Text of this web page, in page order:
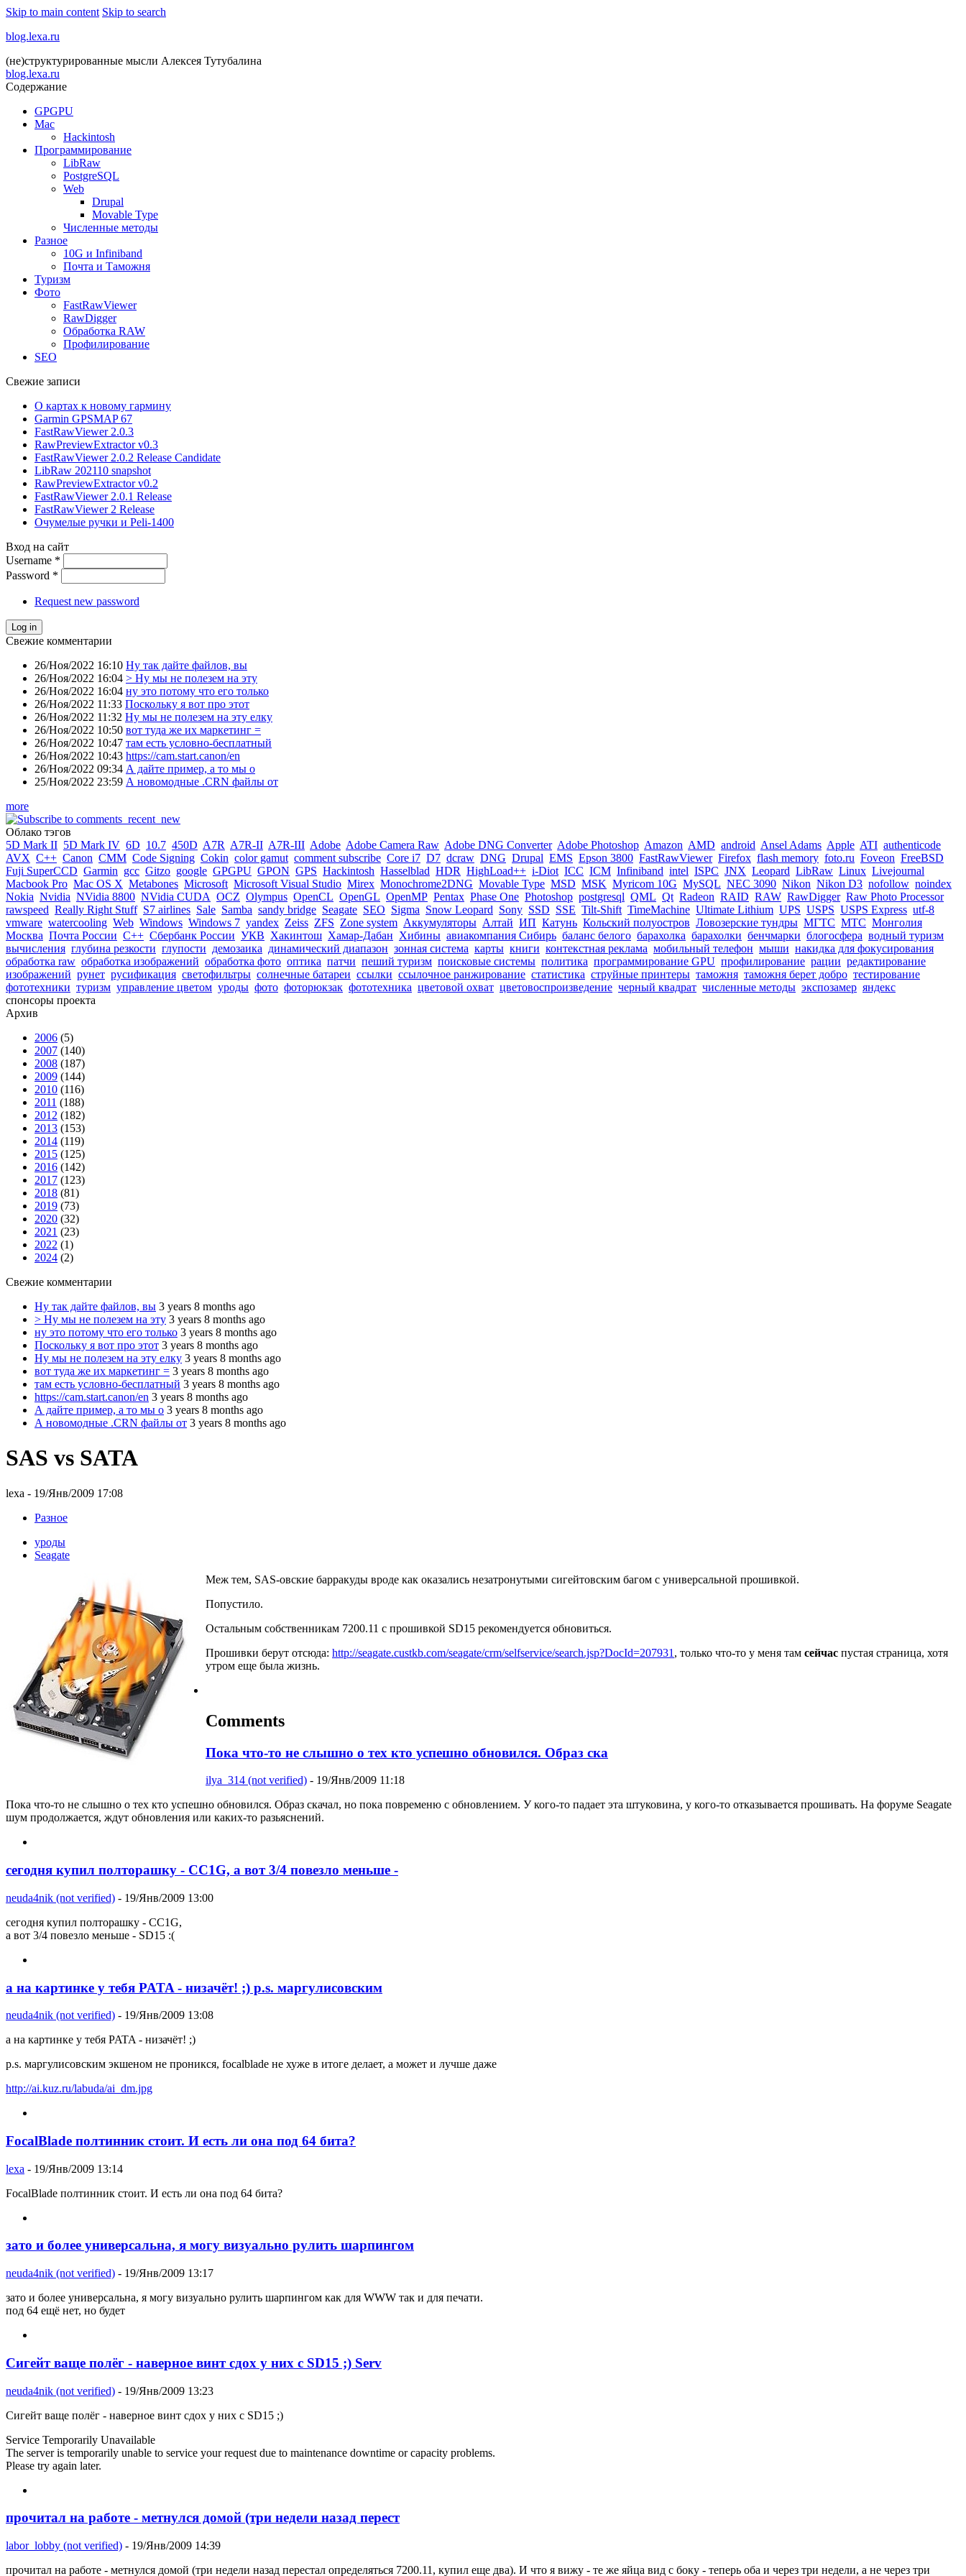
Skip to main content Skip to search
blog.lexa.ru
(не)структурированные мысли Алексея Тутубалина
blog.lexa.ru
Содержание
GPGPU
Mac
Hackintosh
Программирование
LibRaw
PostgreSQL
Web
Drupal
Movable Type
Численные методы
Разное
10G и Infiniband
Почта и Таможня
Туризм
Фото
FastRawViewer
RawDigger
Обработка RAW
Профилирование
SEO
Свежие записи
О картах к новому гармину
Garmin GPSMAP 67
FastRawViewer 2.0.3
RawPreviewExtractor v0.3
FastRawViewer 2.0.2 Release Candidate
LibRaw 202110 snapshot
RawPreviewExtractor v0.2
FastRawViewer 2.0.1 Release
FastRawViewer 2 Release
Очумелые ручки и Peli-1400
Вход на сайт
Username *
Password *
Request new password
Свежие комментарии
26/Ноя/2022 16:10 Ну так дайте файлов, вы
26/Ноя/2022 16:04 > Ну мы не полезем на эту
26/Ноя/2022 16:04 ну это потому что его только
26/Ноя/2022 11:33 Поскольку я вот про этот
26/Ноя/2022 11:32 Ну мы не полезем на эту елку
26/Ноя/2022 10:50 вот туда же их маркетинг =
26/Ноя/2022 10:47 там есть условно-бесплатный
26/Ноя/2022 10:43 https://cam.start.canon/en
26/Ноя/2022 09:34 А дайте пример, а то мы о
25/Ноя/2022 23:59 А новомодные .CRN файлы от
more
Облако тэгов
5D Mark II 5D Mark IV 6D 10.7 450D A7R A7R-II A7R-III Adobe Adobe Camera Raw Adobe DNG Converter Adobe Photoshop Amazon AMD android Ansel Adams Apple ATI authenticode
AVX C++ Canon CMM Code Signing Cokin color gamut comment subscribe Core i7 D7 dcraw DNG Drupal EMS Epson 3800 FastRawViewer Firefox flash memory foto.ru Foveon FreeBSD
Fuji SuperCCD Garmin gcc Gitzo google GPGPU GPON GPS Hackintosh Hasselblad HDR HighLoad++ i-Diot ICC ICM Infiniband intel ISPC JNX Leopard LibRaw Linux Livejournal
Macbook Pro Mac OS X Metabones Microsoft Microsoft Visual Studio Mirex Monochrome2DNG Movable Type MSD MSK Myricom 10G MySQL NEC 3090 Nikon Nikon D3 nofollow noindex
Nokia Nvidia NVidia 8800 NVidia CUDA OCZ Olympus OpenCL OpenGL OpenMP Pentax Phase One Photoshop postgresql QML Qt Radeon RAID RAW RawDigger Raw Photo Processor
rawspeed Really Right Stuff S7 airlines Sale Samba sandy bridge Seagate SEO Sigma Snow Leopard Sony SSD SSE Tilt-Shift TimeMachine Ultimate Lithium UPS USPS USPS Express utf-8
vmware watercooling Web Windows Windows 7 yandex Zeiss ZFS Zone system Аккумуляторы Алтай ИП Катунь Кольский полуостров Ловозерские тундры МГТС МТС Монголия
Москва Почта России С++ Сбербанк России УКВ Хакинтош Хамар-Дабан Хибины авиакомпания Сибирь баланс белого барахолка барахолки бенчмарки блогосфера водный туризм
вычисления глубина резкости глупости демозаика динамический диапазон зонная система карты книги контекстная реклама мобильный телефон мыши накидка для фокусирования
обработка raw обработка изображений обработка фото оптика патчи пеший туризм поисковые системы политика программирование GPU профилирование рации редактирование
изображений рунет русификация светофильтры солнечные батареи ссылки ссылочное ранжирование статистика струйные принтеры таможня таможня берет добро тестирование
фототехники туризм управление цветом уроды фото фоторюкзак фототехника цветовой охват цветовоспроизведение черный квадрат численные методы экспозамер яндекс
спонсоры проекта
Архив
2006 (5)
2007 (140)
2008 (187)
2009 (144)
2010 (116)
2011 (188)
2012 (182)
2013 (153)
2014 (119)
2015 (125)
2016 (142)
2017 (123)
2018 (81)
2019 (73)
2020 (32)
2021 (23)
2022 (1)
2024 (2)
Свежие комментарии
Ну так дайте файлов, вы 3 years 8 months ago
> Ну мы не полезем на эту 3 years 8 months ago
ну это потому что его только 3 years 8 months ago
Поскольку я вот про этот 3 years 8 months ago
Ну мы не полезем на эту елку 3 years 8 months ago
вот туда же их маркетинг = 3 years 8 months ago
там есть условно-бесплатный 3 years 8 months ago
https://cam.start.canon/en 3 years 8 months ago
А дайте пример, а то мы о 3 years 8 months ago
А новомодные .CRN файлы от 3 years 8 months ago
SAS vs SATA
lexa - 19/Янв/2009 17:08
Разное
уроды
Seagate
Меж тем, SAS-овские барракуды вроде как оказались незатронутыми сигейтовским багом с универсальной прошивкой.
Попустило.
Остальным собственникам 7200.11 с прошивкой SD15 рекомендуется обновиться.
Прошивки берут отсюда: http://seagate.custkb.com/seagate/crm/selfservice/search.jsp?DocId=207931 , только что-то у меня там сейчас пустая страница, хотя
утром еще была жизнь.
Comments
Пока что-то не слышно о тех кто успешно обновился. Образ ска
ilya_314 (not verified) - 19/Янв/2009 11:18
Пока что-то не слышно о тех кто успешно обновился. Образ скачал, но пока повременю с обновлением. У кого-то падает эта штуковина, у кого-то отказывается прошивать. На форуме Seagate
шум продолжается, ждут обновления или каких-то разьяснений.
сегодня купил полторашку - CC1G, а вот 3/4 повезло меньше -
neuda4nik (not verified) - 19/Янв/2009 13:00
сегодня купил полторашку - CC1G,
а вот 3/4 повезло меньше - SD15 :(
а на картинке у тебя PATA - низачёт! ;) p.s. маргулисовским
neuda4nik (not verified) - 19/Янв/2009 13:08
а на картинке у тебя PATA - низачёт! ;)
p.s. маргулисовским экшеном не проникся, focalblade не хуже в итоге делает, а может и лучше даже
http://ai.kuz.ru/labuda/ai_dm.jpg
FoсalBlade полтинник стоит. И есть ли она под 64 бита?
lexa - 19/Янв/2009 13:14
FoсalBlade полтинник стоит. И есть ли она под 64 бита?
зато и более универсальна, я могу визуально рулить шарпингом
neuda4nik (not verified) - 19/Янв/2009 13:17
зато и более универсальна, я могу визуально рулить шарпингом как для WWW так и для печати.
под 64 ещё нет, но будет
Сигейт ваще полёг - наверное винт сдох у них с SD15 ;) Serv
neuda4nik (not verified) - 19/Янв/2009 13:23
Сигейт ваще полёг - наверное винт сдох у них с SD15 ;)
Service Temporarily Unavailable
The server is temporarily unable to service your request due to maintenance downtime or capacity problems.
Please try again later.
прочитал на работе - метнулся домой (три недели назад перест
labor_lobby (not verified) - 19/Янв/2009 14:39
прочитал на работе - метнулся домой (три недели назад перестал определяться 7200.11, купил еще два). И что я вижу - те же яйца вид с боку - теперь оба и через три недели, а не через три